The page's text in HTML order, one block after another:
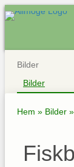
Bilder
Bilder
Hem » Bilder »